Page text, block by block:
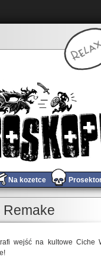
Na kozetce
Remake
wejść na kultowe Ciche